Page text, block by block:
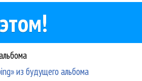
из будущего альбома